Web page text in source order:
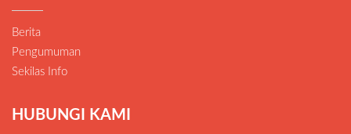
Berita
Pengumuman
Sekilas Info
HUBUNGI KAMI